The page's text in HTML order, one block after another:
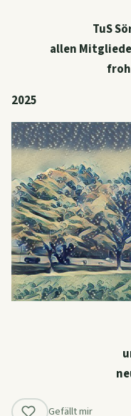
TuS
allen
2025
Gefällt mir